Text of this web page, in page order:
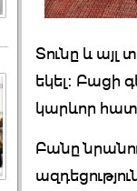
Տունը և այլ
եկել: Բացի
կարևոր
Բանը